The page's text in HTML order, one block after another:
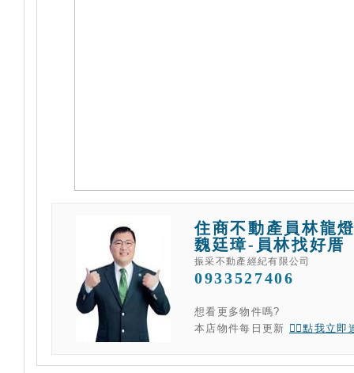
住商不動產員林龍
魏廷璋-員林找好厝
振采不動產經紀有限公司
0933527406
想看更多物件嗎?
本店物件每日更新
👉🏻點我立即